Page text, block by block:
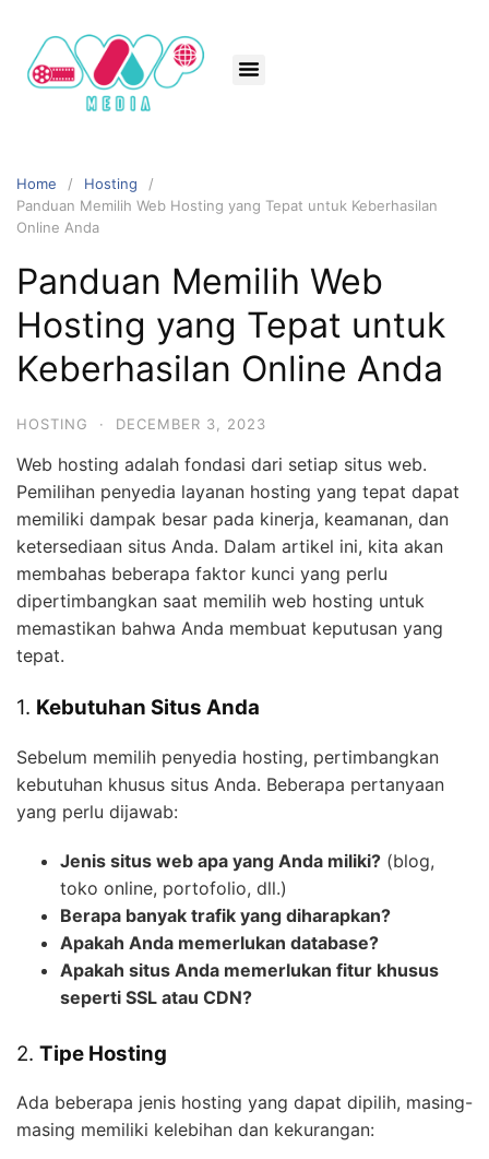
Home
Hosting
Panduan Memilih Web Hosting yang Tepat untuk Keberhasilan
Online Anda
Panduan Memilih Web
Hosting yang Tepat untuk
Keberhasilan Online Anda
HOSTING · DECEMBER 3, 2023
Web hosting adalah fondasi dari setiap situs web.
Pemilihan penyedia layanan hosting yang tepat dapat
memiliki dampak besar pada kinerja, keamanan, dan
ketersediaan situs Anda. Dalam artikel ini, kita akan
membahas beberapa faktor kunci yang perlu
dipertimbangkan saat memilih web hosting untuk
memastikan bahwa Anda membuat keputusan yang
tepat.
1. Kebutuhan Situs Anda
Sebelum memilih penyedia hosting, pertimbangkan
kebutuhan khusus situs Anda. Beberapa pertanyaan
yang perlu dijawab:
Jenis situs web apa yang Anda miliki? (blog,
toko online, portofolio, dll.)
Berapa banyak trafik yang diharapkan?
Apakah Anda memerlukan database?
Apakah situs Anda memerlukan fitur khusus
seperti SSL atau CDN?
2. Tipe Hosting
Ada beberapa jenis hosting yang dapat dipilih, masing-
masing memiliki kelebihan dan kekurangan: